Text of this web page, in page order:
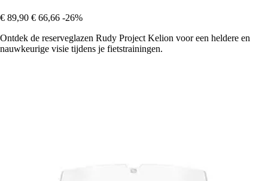
€ 89,90 € 66,66 -26%
Ontdek de reserveglazen Rudy Project Kelion voor een heldere en
nauwkeurige visie tijdens je fietstrainingen.